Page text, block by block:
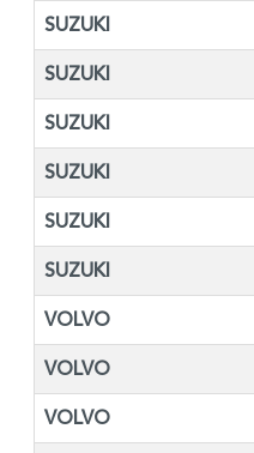
SUZUKI
SUZUKI
SUZUKI
SUZUKI
SUZUKI
SUZUKI
VOLVO
VOLVO
VOLVO